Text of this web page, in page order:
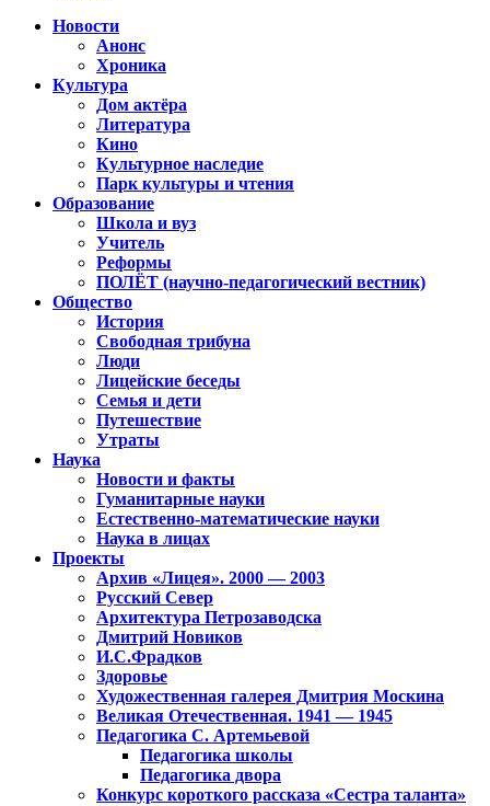
Новости
Анонс
Хроника
Культура
Дом актёра
Литература
Кино
Культурное наследие
Парк культуры и чтения
Образование
Школа и вуз
Учитель
Реформы
ПОЛЁТ (научно-педагогический вестник)
Общество
История
Свободная трибуна
Люди
Лицейские беседы
Семья и дети
Путешествие
Утраты
Наука
Новости и факты
Гуманитарные науки
Естественно-математические науки
Наука в лицах
Проекты
Архив «Лицея». 2000 — 2003
Русский Север
Архитектура Петрозаводска
Дмитрий Новиков
И.С.Фрадков
Здоровье
Художественная галерея Дмитрия Москина
Великая Отечественная. 1941 — 1945
Педагогика С. Артемьевой
Педагогика школы
Педагогика двора
Конкурс короткого рассказа «Сестра таланта»